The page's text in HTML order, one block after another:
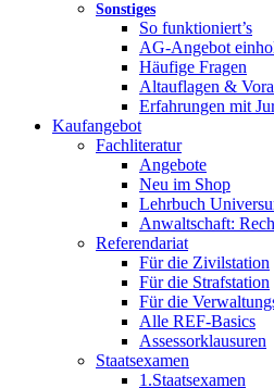
Sonstiges
So funktioniert’s
AG-Angebot
Häufige Fragen
Altauflagen &
Erfahrungen mit
Kaufangebot
Fachliteratur
Angebote
Neu im Shop
Lehrbuch
Anwaltschaft:
Referendariat
Für die Zivilstation
Für die Strafstation
Für die
Alle REF-Basics
Assessorklausuren
Staatsexamen
1.Staatsexamen